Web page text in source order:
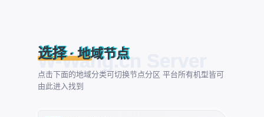
选择· 地域节点
点击下面的地域分类可切换节点分区 平台所有机型皆可
由此进入找到